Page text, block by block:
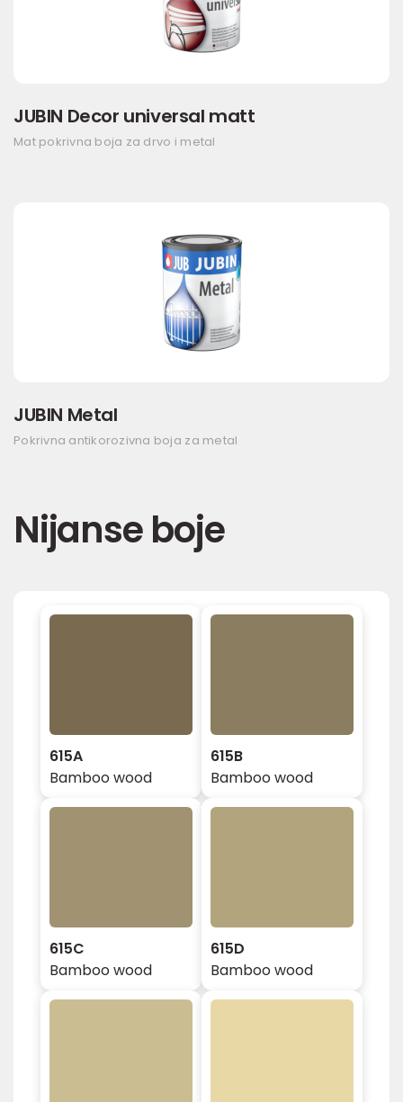
JUBIN Decor universal matt
Mat pokrivna boja za drvo i metal
JUBIN Metal
Pokrivna antikorozivna boja za metal
Nijanse boje
615A
Bamboo wood
615B
Bamboo wood
615C
Bamboo wood
615D
Bamboo wood